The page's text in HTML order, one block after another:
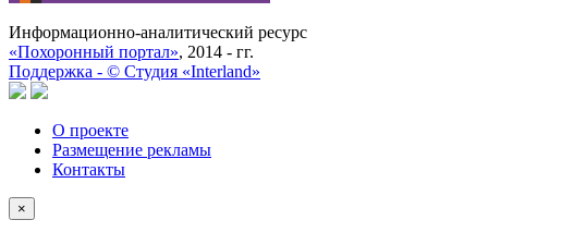
Информационно-аналитический ресурс
«Похоронный портал», 2014 - гг.
Поддержка - © Cтудия «Interland»
О проекте
Размещение рекламы
Контакты
×